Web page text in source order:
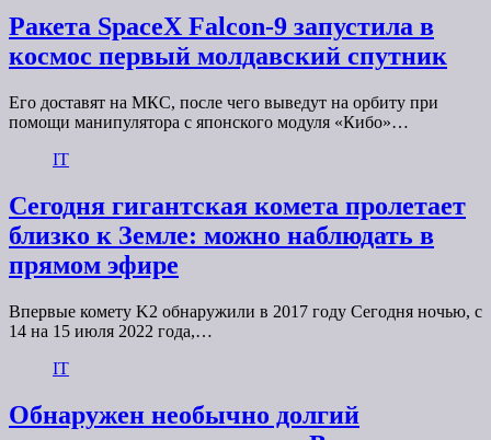
Ракета SpaceX Falcon-9 запустила в
космос первый молдавский спутник
Его доставят на МКС, после чего выведут на орбиту при
помощи манипулятора с японского модуля «Кибо»…
IT
Сегодня гигантская комета пролетает
близко к Земле: можно наблюдать в
прямом эфире
Впервые комету K2 обнаружили в 2017 году Сегодня ночью, с
14 на 15 июля 2022 года,…
IT
Обнаружен необычно долгий